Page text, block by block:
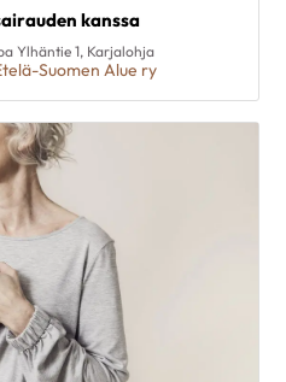
kanssa
Ylhäntie 1, Karjalohja
Suomen Alue ry